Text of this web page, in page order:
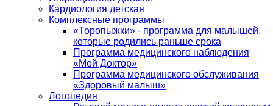
Кардиология детская
Комплексные программы
«Торопыжки» - программа для малышей,
которые родились раньше срока
Программа медицинского наблюдения
«Мой Доктор»
Программа медицинского обслуживания
«Здоровый малыш»
Логопедия